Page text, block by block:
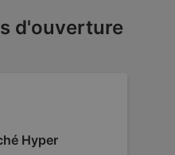
d'ouverture
Hyper